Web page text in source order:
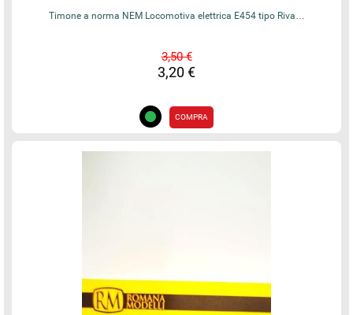
Timone a norma NEM Locomotiva elettrica E454 tipo Riva…
3,50 €
3,20 €
COMPRA